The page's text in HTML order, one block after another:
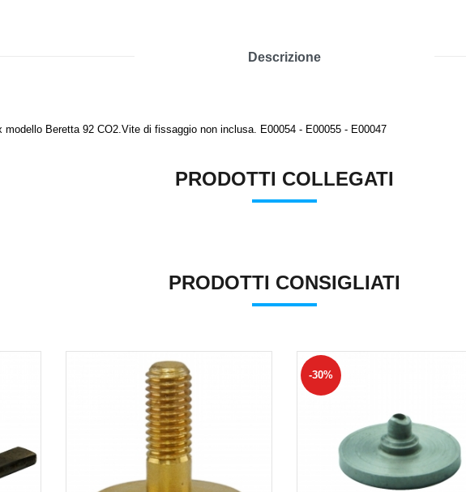
Descrizione
Beretta 92 CO2.Vite di fissaggio non inclusa. E00054 - E00055 - E00047
PRODOTTI COLLEGATI
PRODOTTI CONSIGLIATI
-30%